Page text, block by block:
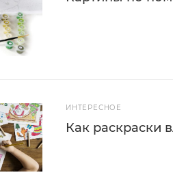
ИНТЕРЕСНОЕ
Как раскраски